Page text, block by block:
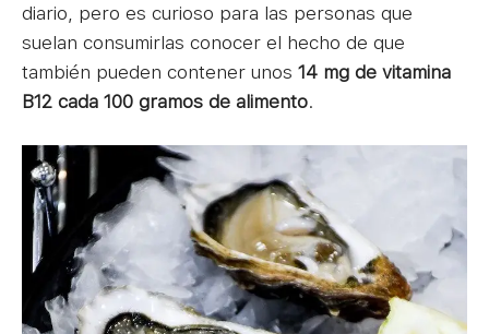
diario, pero es curioso para las personas que
suelan consumirlas conocer el hecho de que
también pueden contener unos 14 mg de vitamina
B12 cada 100 gramos de alimento.